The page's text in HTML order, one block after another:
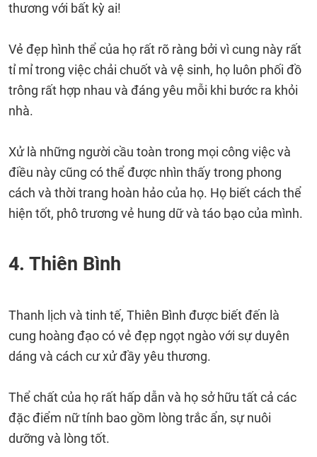
thương với bất kỳ ai!
Vẻ đẹp hình thể của họ rất rõ ràng bởi vì cung này rất
tỉ mỉ trong việc chải chuốt và vệ sinh, họ luôn phối đồ
trông rất hợp nhau và đáng yêu mỗi khi bước ra khỏi
nhà.
Xử là những người cầu toàn trong mọi công việc và
điều này cũng có thể được nhìn thấy trong phong
cách và thời trang hoàn hảo của họ. Họ biết cách thể
hiện tốt, phô trương vẻ hung dữ và táo bạo của mình.
4. Thiên Bình
Thanh lịch và tinh tế, Thiên Bình được biết đến là
cung hoàng đạo có vẻ đẹp ngọt ngào với sự duyên
dáng và cách cư xử đầy yêu thương.
Thể chất của họ rất hấp dẫn và họ sở hữu tất cả các
đặc điểm nữ tính bao gồm lòng trắc ẩn, sự nuôi
dưỡng và lòng tốt.